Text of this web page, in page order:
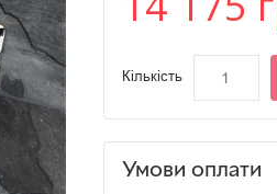
Кількість
Умови оплати